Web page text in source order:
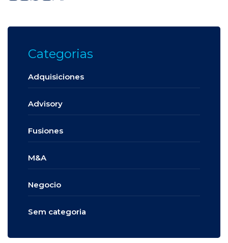
Categorias
Adquisiciones
Advisory
Fusiones
M&A
Negocio
Sem categoria